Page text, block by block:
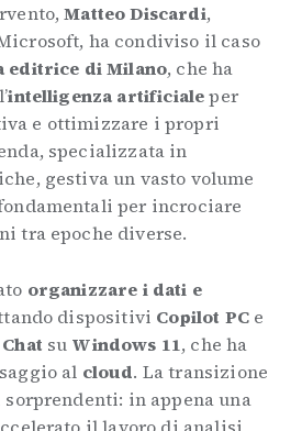
Matteo Discardi,
ha condiviso il caso
editrice di Milano, che ha
intelligenza artificialeper
e ottimizzare i propri
specializzata in
gestiva un vasto volume
per incrociare
tra epoche diverse.
organizzare i dati e
dispositivi Copilot PCe
su Windows 11, che ha
al cloud. La transizione
in appena una